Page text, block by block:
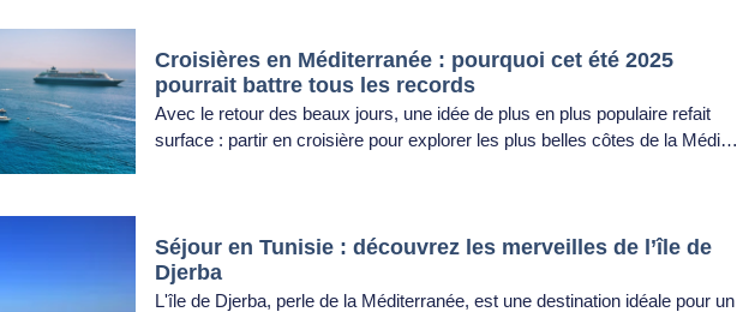
Croisières en Méditerranée : pourquoi cet été 2025
pourrait battre tous les records
Avec le retour des beaux jours, une idée de plus en plus populaire refait
surface : partir en croisière pour explorer les plus belles côtes de la Médi…
Séjour en Tunisie : découvrez les merveilles de l’île de
Djerba
L'île de Djerba, perle de la Méditerranée, est une destination idéale pour un